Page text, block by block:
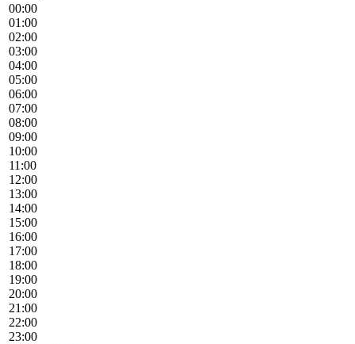
00:00
01:00
02:00
03:00
04:00
05:00
06:00
07:00
08:00
09:00
10:00
11:00
12:00
13:00
14:00
15:00
16:00
17:00
18:00
19:00
20:00
21:00
22:00
23:00